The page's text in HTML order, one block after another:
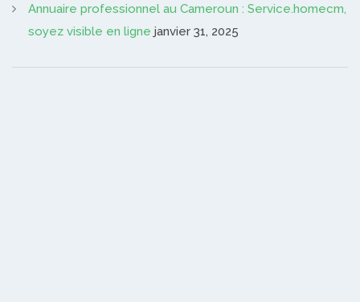
Annuaire professionnel au Cameroun : Service.homecm,
soyez visible en ligne janvier 31, 2025